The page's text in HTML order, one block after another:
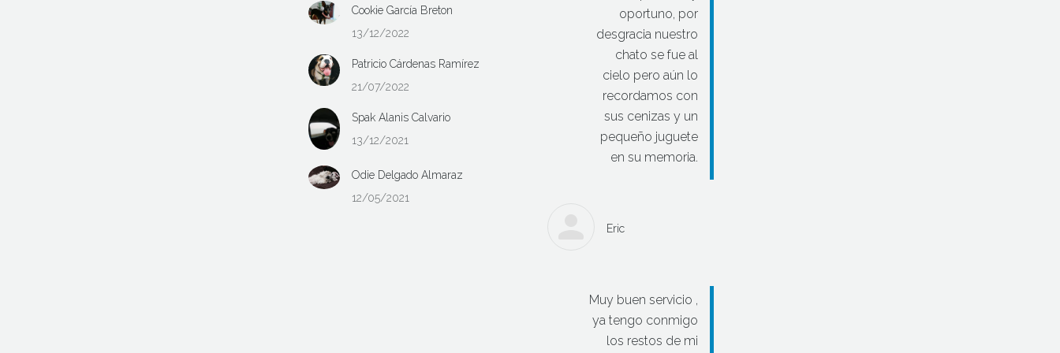
Cookie García Breton
13/12/2022
Patricio Cárdenas Ramírez
21/07/2022
Spak Alanis Calvario
13/12/2021
Odie Delgado Almaraz
12/05/2021
oportuno, por
desgracia nuestro
chato se fue al
cielo pero aún lo
recordamos con
sus cenizas y un
pequeño juguete
en su memoria.
Eric
Muy buen servicio ,
ya tengo conmigo
los restos de mi